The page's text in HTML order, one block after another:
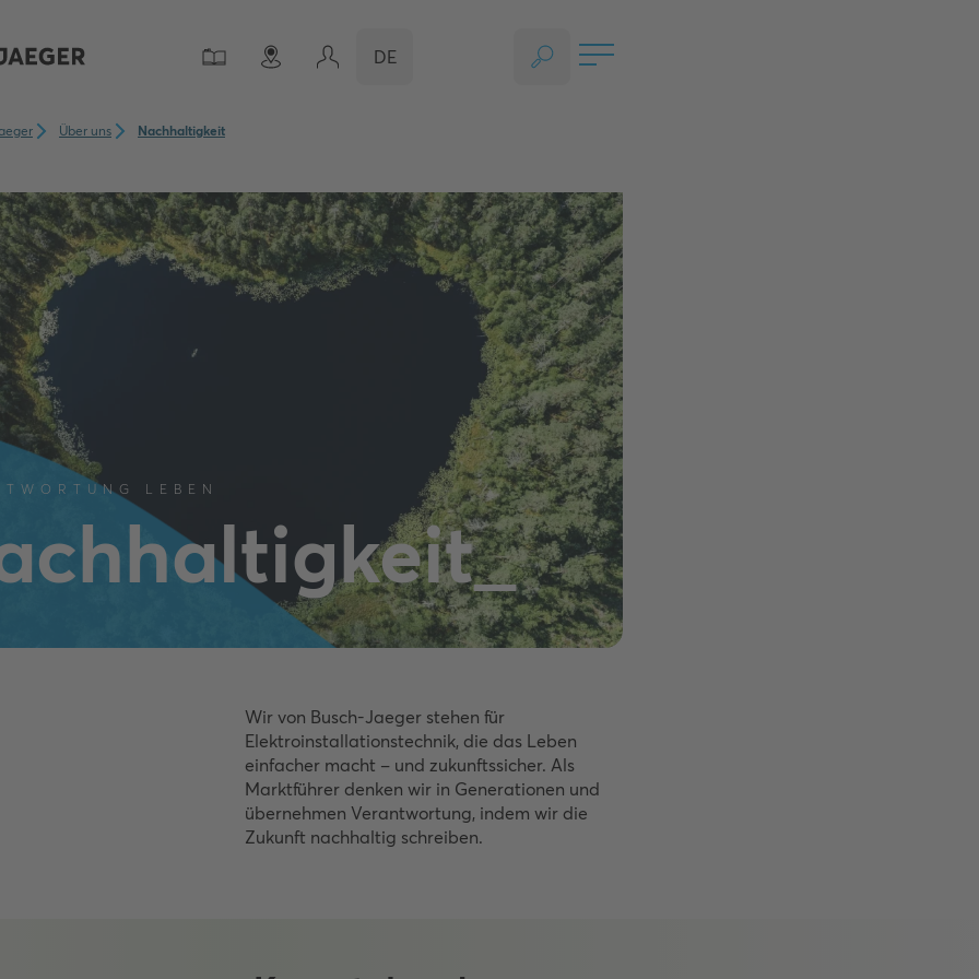
DE
Über uns Nachhaltigkeit
LEBEN
Wir von Busch-Jaeger stehen für
Elektroinstallationstechnik, die das Leben
einfacher macht – und zukunftssicher. Als
Marktführer denken wir in Generationen und
übernehmen Verantwortung, indem wir die
Zukunft nachhaltig schreiben.